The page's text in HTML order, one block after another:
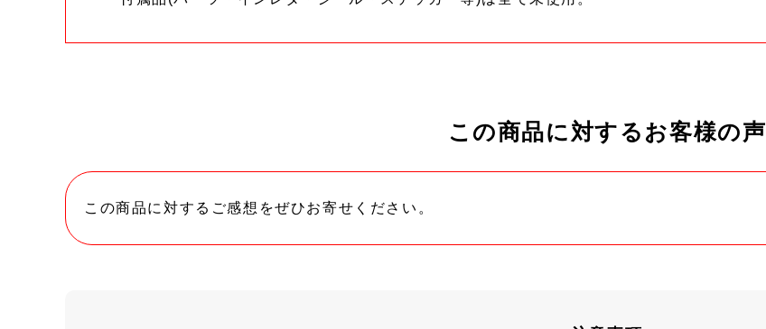
この商品に対するお客様の声
この商品に対するご感想をぜひお寄せください。